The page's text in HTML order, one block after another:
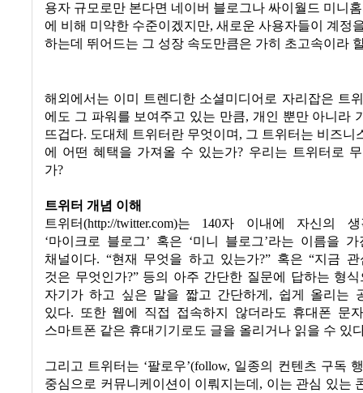
용자 규모로만 본다면 네이버 블로그나 싸이월드 미니
에 비해 미약한 수준이겠지만, 새로운 사용자들이 계정
하는데 뛰어드는 그 성장 속도만큼은 가히 초고속이라
해외에서는 이미 트렌디한 소셜미디어로 자리잡은 트
에도 그 파워를 보여주고 있는 만큼, 개인 뿐만 아니라
뜨겁다. 도대체 트위터란 무엇이며 , 그 트위터는 비즈니
에 어떤 혜택을 가져올 수 있는가? 우리는 트위터로
가?
트위터 개념 이해
트위터(http://twitter.com)는 140자 이내에 자신의 생
‘마이크로 블로그’ 혹은 ‘미니 블로그’라는 이름을
채널이다. “현재 무엇을 하고 있는가?” 혹은“지금
것은 무엇인가?” 등의 아주 간단한 질문에 답하는 형식
자기가 하고 싶은 말을 짧고 간단하게 , 쉽게 올리는
있다. 또한 웹에 직접 접속하지 않더라도 휴대폰 문
스마트폰 같은 휴대기기로도 글을 올리거나 읽을 수 있
그리고 트위터는 ‘팔로우’(follow, 일종의 컨텐츠 구독
중심으로 커뮤니케이션이 이뤄지는데 , 이는 관심 있는